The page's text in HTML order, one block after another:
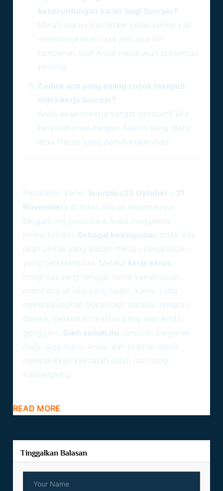
keberuntungan karier bagi Scorpio?
Merah marun dan hitam gelap sering kali
membangkitkan rasa percaya diri
tambahan saat Anda melakukan presentasi
penting.
Zodiak apa yang paling cocok menjadi
mitra kerja Scorpio?
Anda akan bekerja sangat produktif jika
berkolaborasi dengan Taurus yang stabil
atau Pisces yang penuh kreativitas.
Perjalanan karier Scorpio (23 Oktober – 21
November) di masa depan sepenuhnya
bergantung pada cara Anda mengelola
intensitas diri. Sebagai kesimpulan, tidak ada
jalan pintas yang instan menuju kesuksesan
yang berkelanjutan. Melalui kerja keras,
integritas yang terjaga, serta kemampuan
membaca situasi yang tajam, karier yang
menguntungkan bukan lagi sekadar ramalan
belaka, melainkan realitas yang siap Anda
genggam. Oleh sebab itu, teruslah bergerak
maju, jaga fokus Anda, dan biarkan dunia
menyaksikan kekuatan sejati dari sang
Kalajengking.
READ MORE
Tinggalkan Balasan